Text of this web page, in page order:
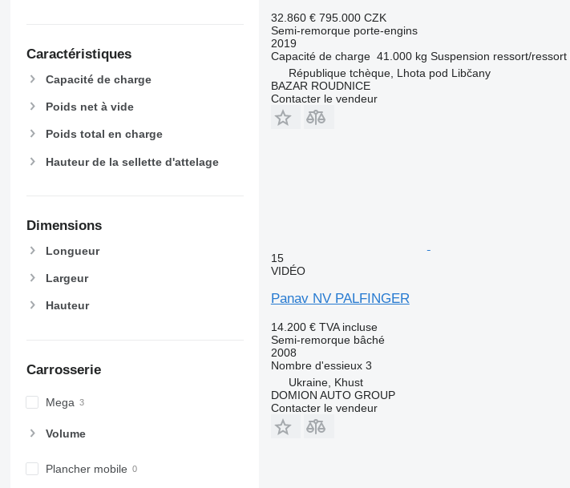
Caractéristiques
Capacité de charge
Poids net à vide
Poids total en charge
Hauteur de la sellette d'attelage
Dimensions
Longueur
Largeur
Hauteur
Carrosserie
Mega
Volume
Plancher mobile
32.860 € 795.000 CZK
Semi-remorque porte-engins
2019
Capacité de charge 41.000 kg Suspension ressort/ressort
République tchèque, Lhota pod Libčany
BAZAR ROUDNICE
Contacter le vendeur
15
VIDÉO
Panav NV PALFINGER
14.200 € TVA incluse
Semi-remorque bâché
2008
Nombre d'essieux 3
Ukraine, Khust
DOMION AUTO GROUP
Contacter le vendeur